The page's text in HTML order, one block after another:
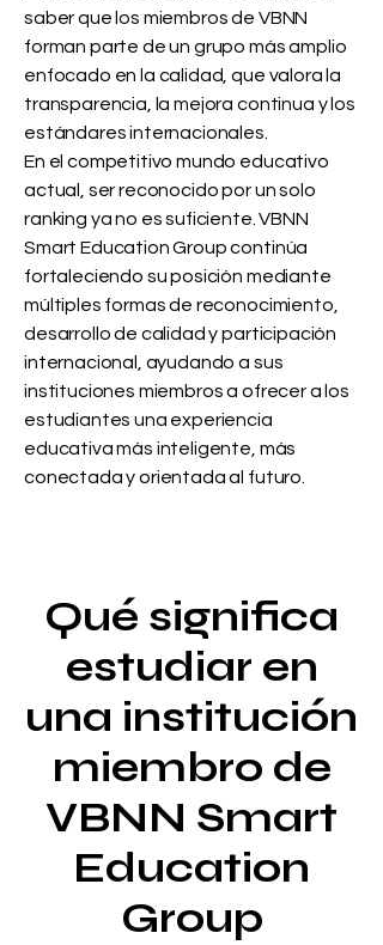
saber que los miembros de VBNN
forman parte de un grupo más amplio
enfocado en la calidad, que valora la
transparencia, la mejora continua y los
estándares internacionales.
En el competitivo mundo educativo
actual, ser reconocido por un solo
ranking ya no es suficiente. VBNN
Smart Education Group continúa
fortaleciendo su posición mediante
múltiples formas de reconocimiento,
desarrollo de calidad y participación
internacional, ayudando a sus
instituciones miembros a ofrecer a los
estudiantes una experiencia
educativa más inteligente, más
conectada y orientada al futuro.
Qué significa
estudiar en
una institución
miembro de
VBNN Smart
Education
Group